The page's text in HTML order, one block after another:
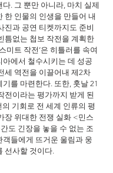
. 그 뿐만 아니라, 마치 실제
한 인물의 인생을 만들어 내
진과 공연 티켓까지도 준비
틈없는 첩보 작전을 계획한
미트 작전’은 히틀러를 속여
아에서 철수시키는 데 성공
세 역전을 이끌어내 제2차
를 마련한다. 또한, 훗날 21
전이라는 평가까지 받게 된
기회로 전 세계 인류의 평
장 위대한 전쟁 실화 <민스
도 긴장을 놓을 수 없는 조
객들에게 뜨거운 울림과 웅
선사할 것이다.